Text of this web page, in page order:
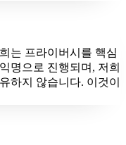
는 프라이버시를 핵심
명으로 진행되며, 저희
하지 않습니다. 이것이